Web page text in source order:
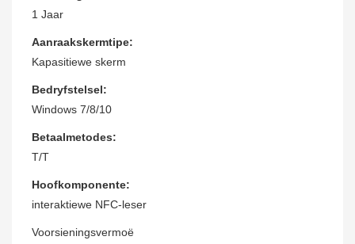
1 Jaar
Aanraakskermtipe:
Kapasitiewe skerm
Bedryfstelsel:
Windows 7/8/10
Betaalmetodes:
T/T
Hoofkomponente:
interaktiewe NFC-leser
Voorsieningsvermoë